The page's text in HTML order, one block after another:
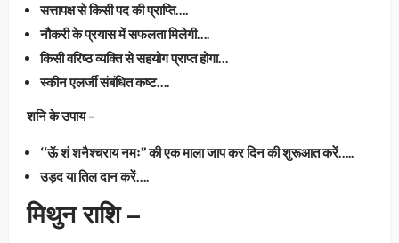
सत्तापक्ष से किसी पद की प्राप्ति….
नौकरी के प्रयास में सफलता मिलेगी….
किसी वरिष्ठ व्यक्ति से सहयोग प्राप्त होगा…
स्कीन एलर्जी संबंधित कष्ट….
शनि के उपाय –
‘‘ऊॅ शं शनैश्चराय नमः’’ की एक माला जाप कर दिन की शुरूआत करें…..
उड़द या तिल दान करें….
मिथुन राशि –